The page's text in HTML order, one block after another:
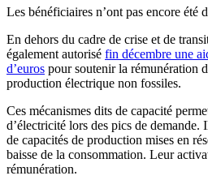
Les bénéficiaires n’ont pas encore été
En dehors du cadre de crise et de
également autorisé fin décembre une
d’euros pour soutenir la rémunération
production électrique non fossiles.
Ces mécanismes dits de capacité
d’électricité lors des pics de
de capacités de production mises en
baisse de la consommation. Leur
rémunération.